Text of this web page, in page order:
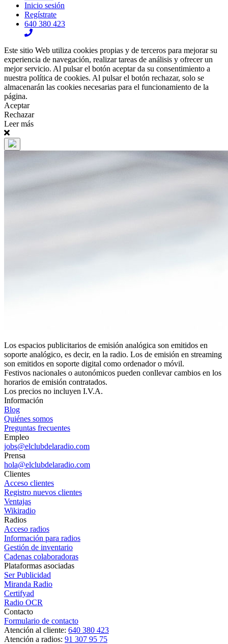
Inicio sesión
Regístrate
640 380 423
Este sitio Web utiliza cookies propias y de terceros para mejorar su
experiencia de navegación, realizar tareas de análisis y ofrecer un
mejor servicio. Al pulsar el botón aceptar da su consentimiento a
nuestra política de cookies. Al pulsar el botón rechazar, solo se
almacenarán las cookies necesarias para el funcionamiento de la
página.
Aceptar
Rechazar
Leer más
Los espacios publicitarios de emisión analógica son emitidos en
soporte analógico, es decir, en la radio. Los de emisión en streaming
son emitidos en soporte digital como ordenador o móvil.
Festivos nacionales o autonómicos pueden conllevar cambios en los
horarios de emisión contratados.
Los precios no incluyen I.V.A.
Información
Blog
Quiénes somos
Preguntas frecuentes
Empleo
jobs@elclubdelaradio.com
Prensa
hola@elclubdelaradio.com
Clientes
Acceso clientes
Registro nuevos clientes
Ventajas
Wikiradio
Radios
Acceso radios
Información para radios
Gestión de inventario
Cadenas colaboradoras
Plataformas asociadas
Ser Publicidad
Miranda Radio
Certifyad
Radio OCR
Contacto
Formulario de contacto
Atención al cliente: 640 380 423
Atención a radios: 91 307 95 75